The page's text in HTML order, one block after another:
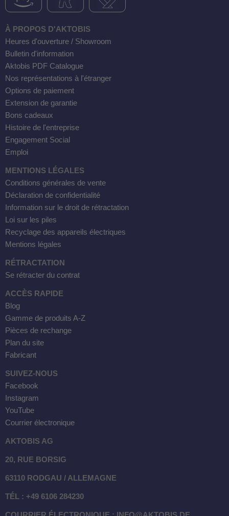
À PROPOS D'AKTOBIS
Heures d'ouverture / Showroom
Bulletin d'information
Aktobis PDF Catalogue
Nos représentations à l'étranger
Options de paiement
Extension de garantie
Bons cadeaux
Histoire de l'entreprise
Engagement Social
Emploi
MENTIONS LÉGALES
Conditions générales de vente
Déclaration de confidentialité
Information sur le droit de rétractation
Loi sur les piles
Recyclage des appareils électriques
Mentions légales
RÉTRACTATION
Se rétracter du contrat
ACCÈS RAPIDE
Blog
Gamme de produits A-Z
Pièces de rechange
Plan du site
Fabricant
SUIVEZ-NOUS
Facebook
Instagram
YouTube
Courrier électronique
AKTOBIS AG
20, RUE BORSIG
63110 RODGAU / ALLEMAGNE
TÉL : +49 6106 284230